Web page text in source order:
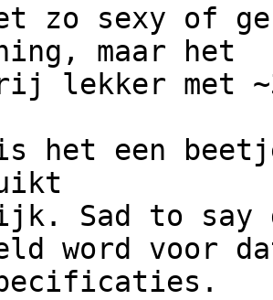
zo sexy of
maar het
lekker met
het een
Sad to say
word voor